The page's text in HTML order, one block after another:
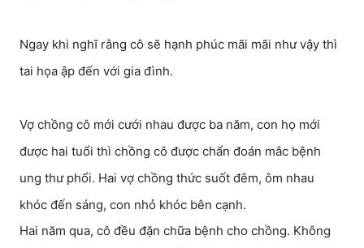
Ngay khi nghĩ rằng cô sẽ hạnh phúc mãi mãi như vậy thì
tai họa ập đến với gia đình.
Vợ chồng cô mới cưới nhau được ba năm, con họ mới
được hai tuổi thì chồng cô được chẩn đoán mắc bệnh
ung thư phổi. Hai vợ chồng thức suốt đêm, ôm nhau
khóc đến sáng, con nhỏ khóc bên cạnh.
Hai năm qua, cô đều đặn chữa bệnh cho chồng. Không